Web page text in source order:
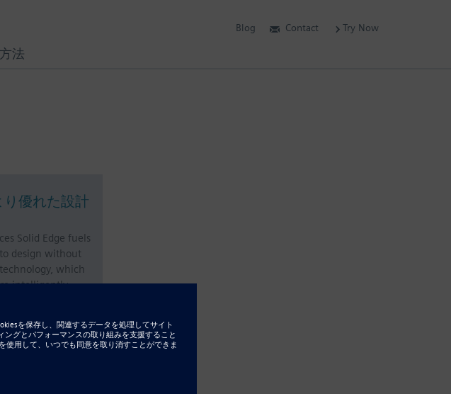
り優れた設計
Solid Edge fuels
design without
which
intelligently,
3D modeling.
Blog Contact Try Now
法